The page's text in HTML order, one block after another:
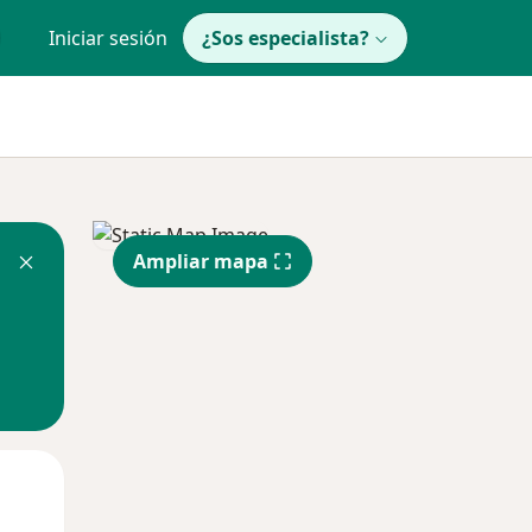
Iniciar sesión ¿Sos especialista?
Ampliar mapa